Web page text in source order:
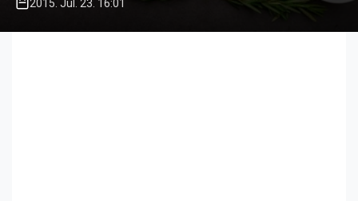
2015. Jul. 23. 16:01